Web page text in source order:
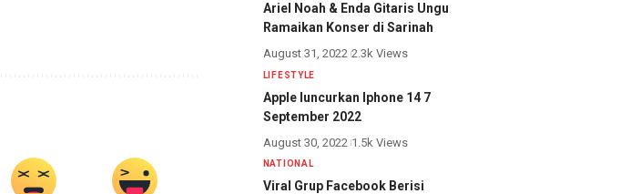
Ariel Noah & Enda Gitaris Ungu
Ramaikan Konser di Sarinah
August 31, 2022 2.3k Views
LIFESTYLE
Apple luncurkan Iphone 14 7
September 2022
August 30, 2022 1.5k Views
NATIONAL
Viral Grup Facebook Berisi